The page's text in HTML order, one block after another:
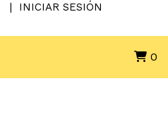
INICIAR SESIÓN
0